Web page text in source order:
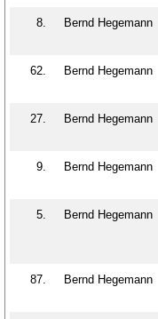
8. Bernd Hegemann
62. Bernd Hegemann
27. Bernd Hegemann
9. Bernd Hegemann
5. Bernd Hegemann
87. Bernd Hegemann